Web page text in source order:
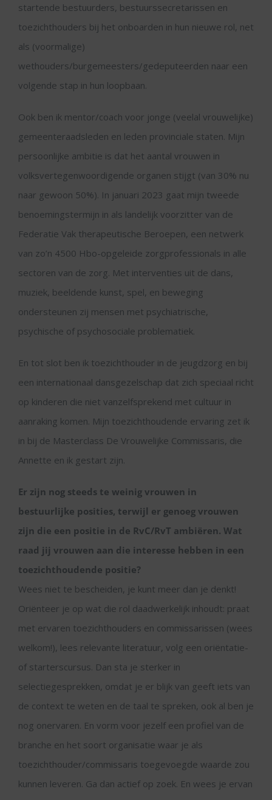
startende bestuurders, bestuurssecretarissen en
toezichthouders bij het onboarden in hun nieuwe rol, net
als (voormalige)
wethouders/burgemeesters/gedeputeerden naar een
volgende stap in hun loopbaan.
Ook ben ik mentor/coach voor jonge (veelal vrouwelijke)
gemeenteraadsleden en leden provinciale staten. Mijn
persoonlijke ambitie is dat het aantal vrouwen in
volksvertegenwoordigende organen stijgt (van 30% nu
naar gewoon 50%). In januari 2023 gaat mijn tweede
benoemingstermijn in als landelijk voorzitter van de
Federatie Vak therapeutische Beroepen, een netwerk
van zo’n 4500 Hbo-opgeleide zorgprofessionals in alle
sectoren van de zorg. Met interventies uit de dans,
muziek, beeldende kunst, spel, en beweging
ondersteunen zij mensen met psychiatrische,
psychische of psychosociale problematiek.
En tot slot ben ik toezichthouder in de jeugdzorg en bij
een internationaal dansgezelschap dat zich speciaal richt
op kinderen die niet vanzelfsprekend met cultuur in
aanraking komen. Mijn toezichthoudende ervaring zet ik
in bij de Masterclass De Vrouwelijke Commissaris, die
Annette en ik gestart zijn.
Er zijn nog steeds te weinig vrouwen in
bestuurlijke posities, terwijl er genoeg vrouwen
zijn die een positie in de RvC/RvT ambiëren. Wat
raad jij vrouwen aan die interesse hebben in een
toezichthoudende positie?
Wees niet te bescheiden, je kunt meer dan je denkt!
Oriënteer je op wat die rol daadwerkelijk inhoudt: praat
met ervaren toezichthouders en commissarissen (wees
welkom!), lees relevante literatuur, volg een oriëntatie-
of starterscursus. Dan sta je sterker in
selectiegesprekken, omdat je er blijk van geeft iets van
de context te weten en de taal te spreken, ook al ben je
nog onervaren. En vorm voor jezelf een profiel van de
branche en het soort organisatie waar je als
toezichthouder/commissaris toegevoegde waarde zou
kunnen leveren. Ga dan actief op zoek. En wees je ervan